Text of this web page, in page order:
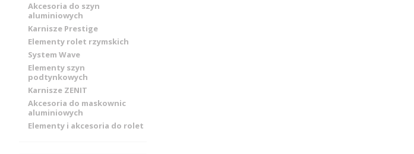
Akcesoria do szyn
aluminiowych
Karnisze Prestige
Elementy rolet rzymskich
System Wave
Elementy szyn
podtynkowych
Karnisze ZENIT
Akcesoria do maskownic
aluminiowych
Elementy i akcesoria do rolet